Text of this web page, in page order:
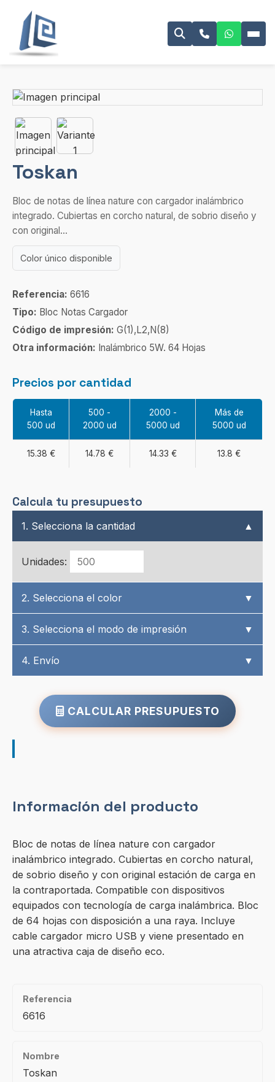
Toskan
Bloc de notas de línea nature con cargador inalámbrico
integrado. Cubiertas en corcho natural, de sobrio diseño y
con original...
Color único disponible
Referencia: 6616
Tipo: Bloc Notas Cargador
Código de impresión: G(1),L2,N(8)
Otra información: Inalámbrico 5W. 64 Hojas
Precios por cantidad
Hasta
500 ud
500 -
2000 ud
2000 -
5000 ud
Más de
5000 ud
15.38 € 14.78 € 14.33 € 13.8 €
Calcula tu presupuesto
1. Selecciona la cantidad ▲
Unidades:
2. Selecciona el color ▼
3. Selecciona el modo de impresión ▼
4. Envío ▼
CALCULAR PRESUPUESTO
Información del producto
Bloc de notas de línea nature con cargador
inalámbrico integrado. Cubiertas en corcho natural,
de sobrio diseño y con original estación de carga en
la contraportada. Compatible con dispositivos
equipados con tecnología de carga inalámbrica. Bloc
de 64 hojas con disposición a una raya. Incluye
cable cargador micro USB y viene presentado en
una atractiva caja de diseño eco.
Referencia
6616
Nombre
Toskan